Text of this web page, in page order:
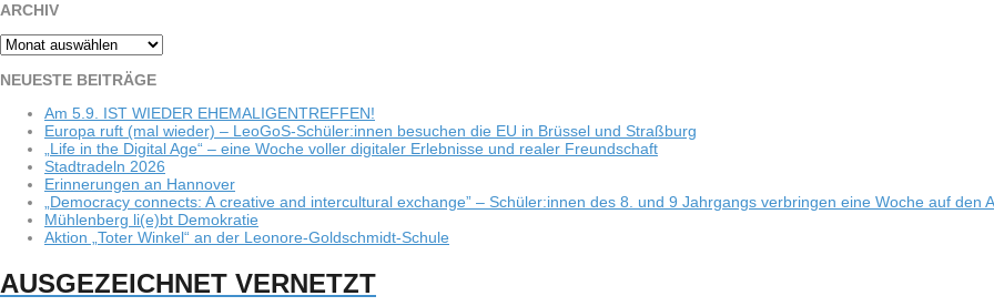
ARCHIV
Archiv
NEU­ESTE BEITRÄGE
Am 5.9. IST WIEDER EHEMALIGENTREFFEN!
Europa ruft (mal wie­der) – LeoGoS-Schüler:innen besu­chen die EU in Brüs­sel und Straßburg
„Life in the Digi­tal Age“ – eine Woche vol­ler digi­ta­ler Erleb­nisse und rea­ler Freundschaft
Stadt­ra­deln 2026
Erin­ne­run­gen an Hannover
„Demo­cracy con­nects: A crea­tive and inter­cul­tu­ral exch­ange” – Schüler:innen des 8. und 9 Jahr­gangs ver­brin­gen eine Woche auf den
Müh­len­berg li(e)bt Demokratie
Aktion „Toter Win­kel“ an der Leonore-Goldschmidt-Schule
AUSGEZEICHNET VERNETZT